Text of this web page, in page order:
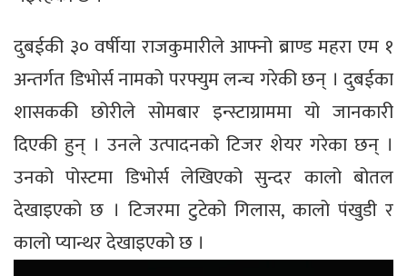
दुबईकी ३० वर्षीया राजकुमारीले आफ्नो ब्राण्ड महरा एम १
अन्तर्गत डिभोर्स नामको परफ्युम लन्च गरेकी छन् । दुबईका
शासककी छोरीले सोमबार इन्स्टाग्राममा यो जानकारी
दिएकी हुन् । उनले उत्पादनको टिजर शेयर गरेका छन् ।
उनको पोस्टमा डिभोर्स लेखिएको सुन्दर कालो बोतल
देखाइएको छ । टिजरमा टुटेको गिलास, कालो पंखुडी र
कालो प्यान्थर देखाइएको छ ।